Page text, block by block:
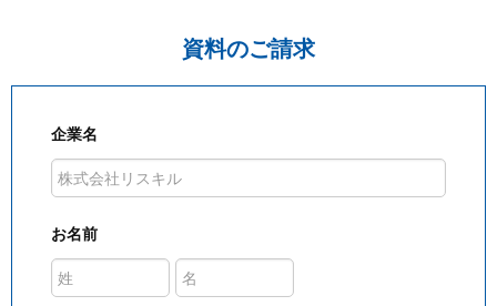
資料のご請求
企業名
お名前